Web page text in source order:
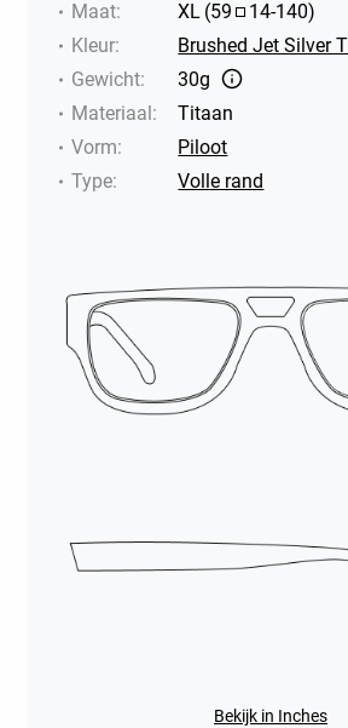
Maat: XL (59 14-140)
Kleur:
Brushed Jet Silver
Gewicht:
30g
Materiaal:
Titaan
Vorm:
Piloot
Type: Volle rand
Bekijk in Inches